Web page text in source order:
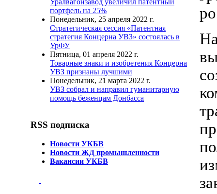
Уралвагонзавод увеличил патентный
портфель на 25%
Понедельник, 25 апреля 2022 г.
Стратегическая сессия «Патентная
стратегия Концерна УВЗ» состоялась в
УрФУ
Пятница, 01 апреля 2022 г.
Товарные знаки и изобретения Концерна
УВЗ признаны лучшими
Понедельник, 21 марта 2022 г.
УВЗ собрал и направил гуманитарную
помощь беженцам Донбасса
RSS подписка
Новости УКБВ
Новости ЖД промышленности
Вакансии УКБВ